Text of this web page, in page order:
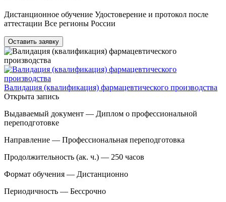
Дистанционное обучение Удостоверение и протокол после
аттестации Все регионы России
Оставить заявку
Валидация (квалификация) фармацевтического производства
Открыта запись
Выдаваемый документ — Диплом о профессиональной
переподготовке
Направление — Профессиональная переподготовка
Продолжительность (ак. ч.) — 250 часов
Формат обучения — Дистанционно
Периодичность — Бессрочно